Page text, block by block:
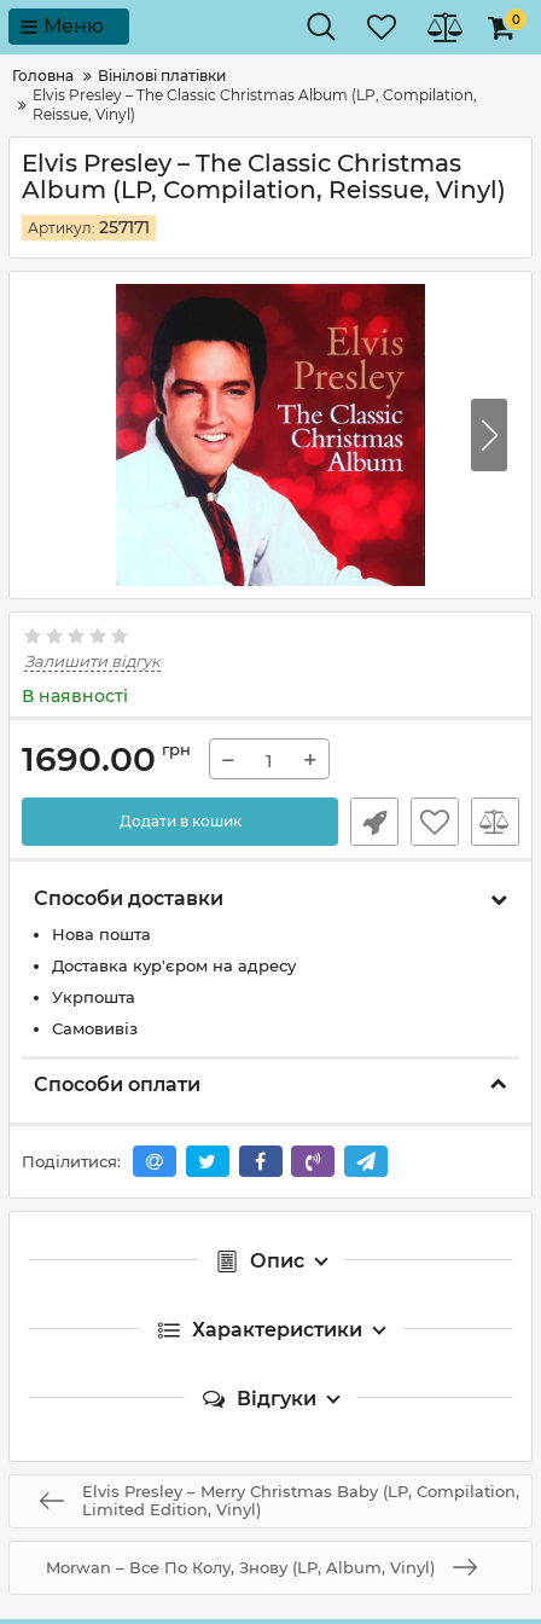
Меню 0
Головна
Вінілові платівки
Elvis Presley – The Classic Christmas Album (LP, Compilation,
Reissue, Vinyl)
Elvis Presley – The Classic Christmas
Album (LP, Compilation, Reissue, Vinyl)
Артикул: 257171
Залишити відгук
В наявності
1690.00 грн − +
Додати в кошик
Способи доставки
Нова пошта
Доставка кур'єром на адресу
Укрпошта
Самовивіз
Способи оплати
Поділитися:
Опис
Характеристики
Відгуки
Elvis Presley – Merry Christmas Baby (LP, Compilation,
Limited Edition, Vinyl)
Morwan – Все По Колу, Знову (LP, Album, Vinyl)